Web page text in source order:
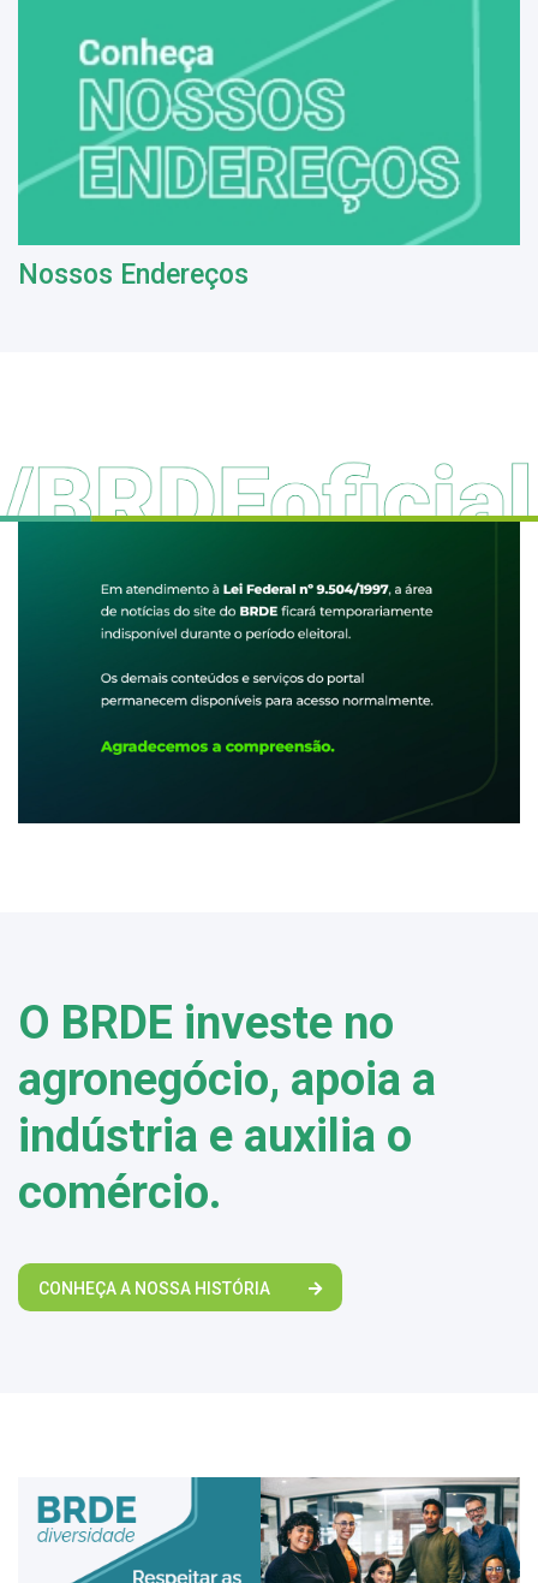
Nossos Endereços
O BRDE investe no
agronegócio, apoia a
indústria e auxilia o
comércio.
CONHEÇA A NOSSA HISTÓRIA